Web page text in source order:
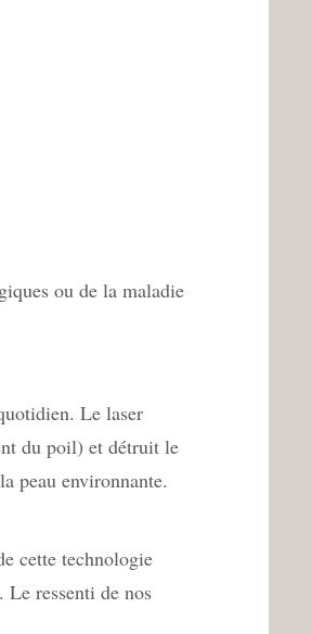
ou de la maladie
Le laser
du poil) et détruit le
peau environnante.
cette technologie
Le ressenti de nos